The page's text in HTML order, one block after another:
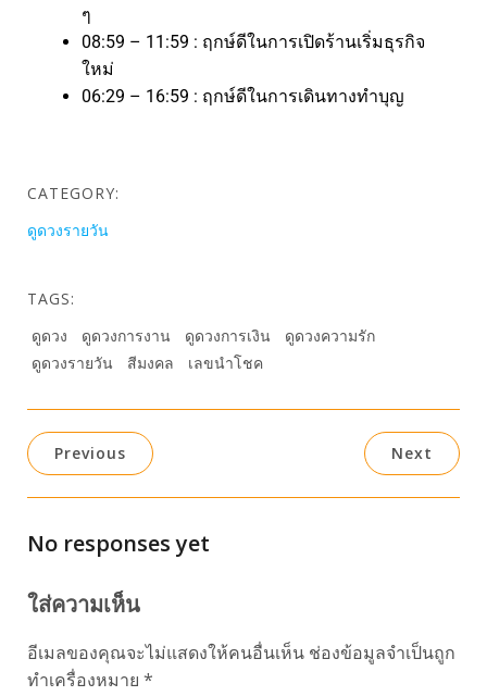
ๆ
08:59 – 11:59 : ฤกษ์ดีในการเปิดร้านเริ่มธุรกิจ
ใหม่
06:29 – 16:59 : ฤกษ์ดีในการเดินทางทำบุญ
CATEGORY:
ดูดวงรายวัน
TAGS:
ดูดวง
ดูดวงการงาน ดูดวงการเงิน
ดูดวงความรัก
ดูดวงรายวัน
สีมงคล เลขนำโชค
Previous Next
No responses yet
ใส่ความเห็น
อีเมลของคุณจะไม่แสดงให้คนอื่นเห็น ช่องข้อมูลจำเป็นถูก
ทำเครื่องหมาย *